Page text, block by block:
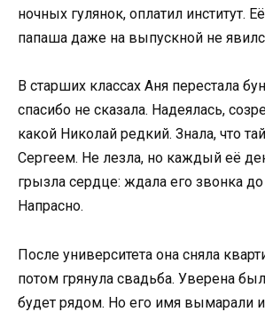
ночных гулянок, оплатил институт.
папаша даже на выпускной не
В старших классах Аня перестала
спасибо не сказала. Надеялась,
какой Николай редкий. Знала, что
Сергеем. Не лезла, но каждый её
грызла сердце: ждала его звонка до
Напрасно.
После университета она сняла
потом грянула свадьба. Уверена
будет рядом. Но его имя вымарали